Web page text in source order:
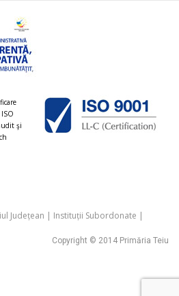
şi
Județean | Instituții Subordonate |
Copyright © 2014 Primăria Teiu